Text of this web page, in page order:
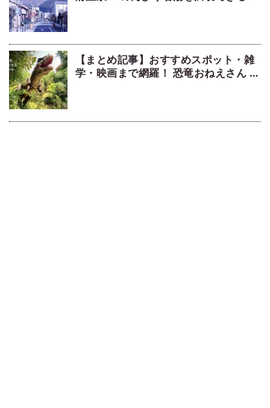
【まとめ記事】おすすめスポット・雑
学・映画まで網羅！ 恐竜おねえさん 生